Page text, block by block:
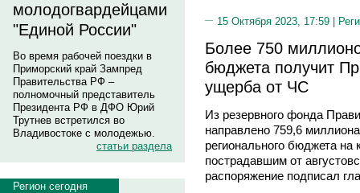
молодогвардейцами
"Единой России"
Во время рабочей поездки в
Приморский край Зампред
Правительства РФ –
полномочный представитель
Президента РФ в ДФО Юрий
Трутнев встретился во
Владивостоке с молодежью.
статьи раздела
Регион сегодня
15 Октября 2023, 17:59 |
Более 750
бюджета получит
ущерба от ЧС
Из резервного фонда
направлено 759,6
регионального бюджета
пострадавшим от
распоряжение подписал